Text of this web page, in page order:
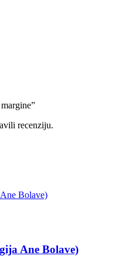
recenziju.
Ane Bolave)